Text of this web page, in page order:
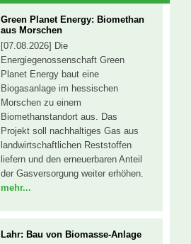
Green Planet Energy: Biomethan
aus Morschen
[07.08.2026] Die
Energiegenossenschaft Green
Planet Energy baut eine
Biogasanlage im hessischen
Morschen zu einem
Biomethanstandort aus. Das
Projekt soll nachhaltiges Gas aus
landwirtschaftlichen Reststoffen
liefern und den erneuerbaren Anteil
der Gasversorgung weiter erhöhen.
mehr...
Lahr: Bau von Biomasse-Anlage